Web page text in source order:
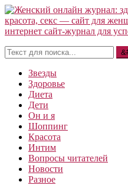
Звезды
Здоровье
Диета
Дети
Он и я
Шоппинг
Красота
Интим
Вопросы читателей
Новости
Разное